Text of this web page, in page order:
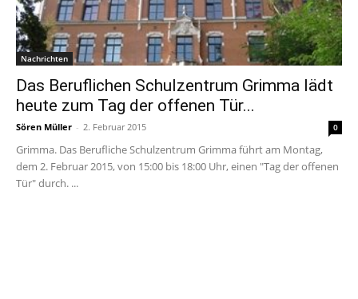
Nachrichten
Das Beruflichen Schulzentrum Grimma lädt
heute zum Tag der offenen Tür...
Sören Müller - 2. Februar 2015 0
Grimma. Das Berufliche Schulzentrum Grimma führt am Montag,
dem 2. Februar 2015, von 15:00 bis 18:00 Uhr, einen "Tag der offenen
Tür" durch. ...